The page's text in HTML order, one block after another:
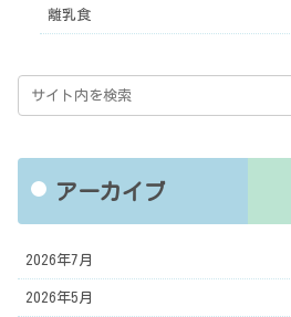
離乳食
アーカイブ
2026年7月
2026年5月